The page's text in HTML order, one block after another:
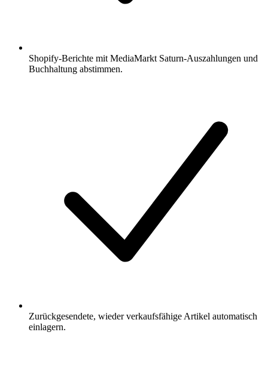
Shopify-Berichte mit MediaMarkt Saturn-Auszahlungen und
Buchhaltung abstimmen.
Zurückgesendete, wieder verkaufsfähige Artikel automatisch
einlagern.